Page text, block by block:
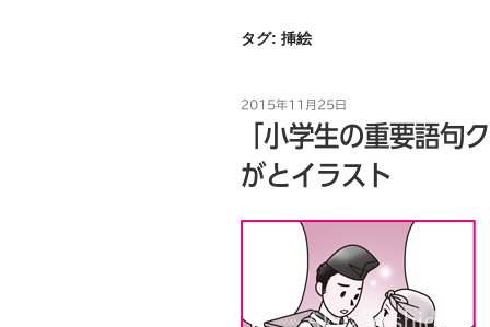
タグ: 挿絵
投
2015年11月25日
「小学生の重要語句
がとイラスト